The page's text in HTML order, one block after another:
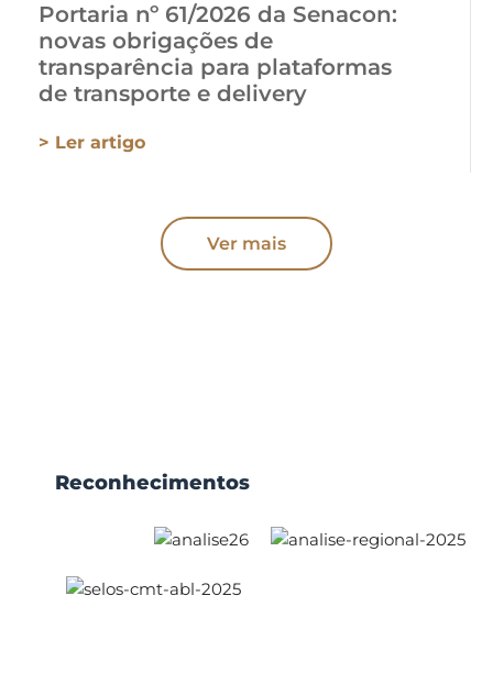
Portaria nº 61/2026 da Senacon:
novas obrigações de
transparência para plataformas
de transporte e delivery
> Ler artigo
Ver mais
Reconhecimentos